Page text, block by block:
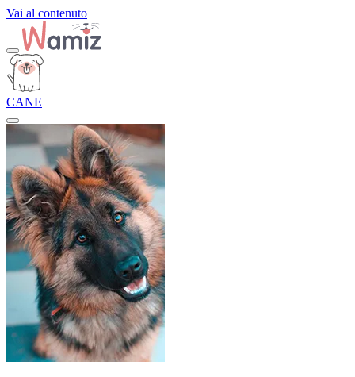
Vai al contenuto
CANE